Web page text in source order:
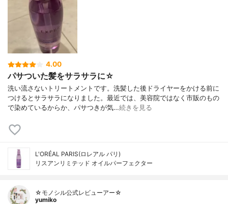
4.00
パサついた髪をサラサラに☆
洗い流さないトリートメントです。洗髪した後ドライヤーをかける前に
つけるとサラサラになりました。最近では、美容院ではなく市販のもの
で染めているからか、パサつきが気…続きを見る
L'ORÉAL PARIS(ロレアル パリ)
リスアンリミテッド オイルパーフェクター
☆モノシル公式レビューアー☆
yumiko